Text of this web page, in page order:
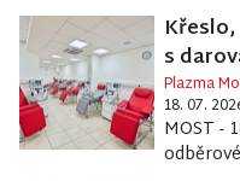
s
Plazma
18. 07.
MOST -